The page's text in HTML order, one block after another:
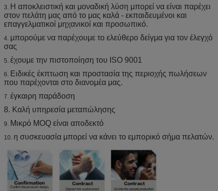
3. Η αποκλειστική και μοναδική λύση μπορεί να είναι παρέχει
στον πελάτη μας από το μας καλά - εκπαιδευμένοι και
επαγγελματικοί μηχανικοί και προσωπικό.
4. μπορούμε να παρέχουμε το ελεύθερο δείγμα για τον έλεγχό
σας
5. έχουμε την πιστοποίηση του ISO 9001
6. Ειδικές έκπτωση και προστασία της περιοχής πωλήσεων
που παρέχονται στο διανομέα μας.
7. έγκαιρη παράδοση
8. Καλή υπηρεσία μεταπώλησης
9. Μικρό MOQ είναι αποδεκτό
10. η συσκευασία μπορεί να κάνει το εμπορικό σήμα πελατών.